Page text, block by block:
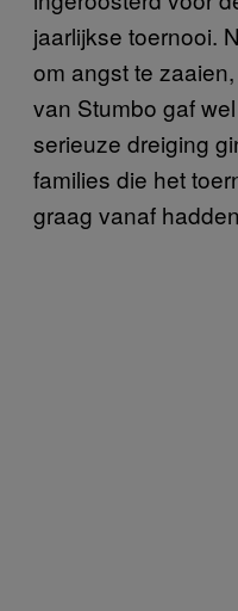
jaarlijkse toernooi.
om angst te
van Stumbo gaf
serieuze dreiging
families die het
graag vanaf